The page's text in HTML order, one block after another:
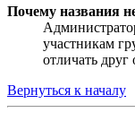
Почему названия
участникам
отличать друг
Вернуться к началу